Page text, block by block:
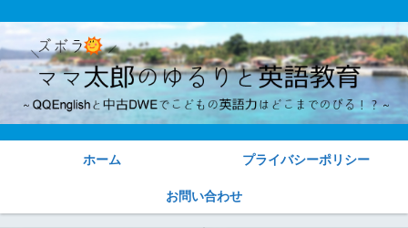
ホーム
プライバシーポリシー
お問い合わせ